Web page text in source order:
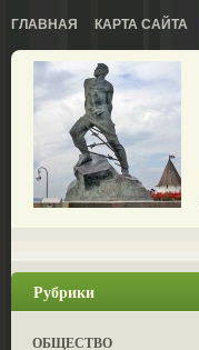
ГЛАВНАЯ КАРТА САЙТА
Рубрики
ОБЩЕСТВО